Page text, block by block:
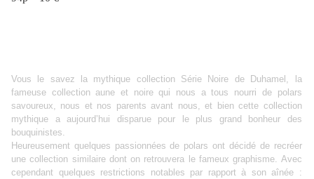
Vous le savez la mythique collection Série Noire de Duhamel, la
fameuse collection aune et noire qui nous a tous nourri de polars
savoureux, nous et nos parents avant nous, et bien cette collection
mythique a aujourd’hui disparue pour le plus grand bonheur des
bouquinistes.
Heureusement quelques passionnées de polars ont décidé de recréer
une collection similaire dont on retrouvera le fameux graphisme. Avec
cependant quelques restrictions notables par rapport à son aînée :